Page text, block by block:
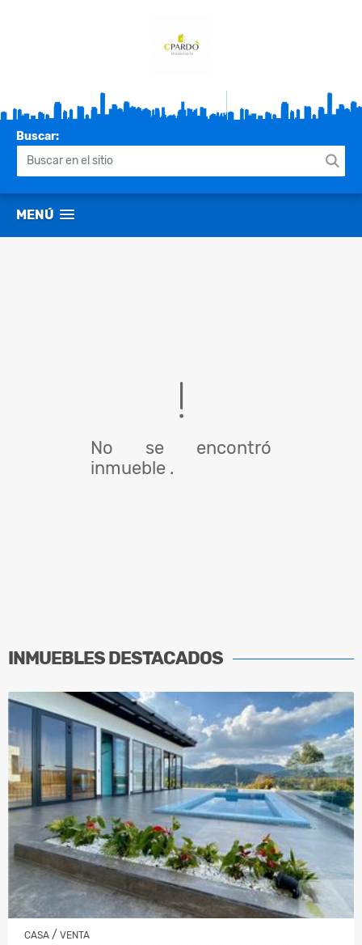
Buscar:
MENÚ
No se encontró
inmueble .
INMUEBLESDESTACADOS
CASA / VENTA